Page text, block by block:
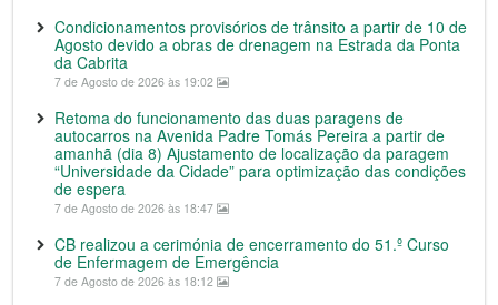
Condicionamentos provisórios de trânsito a partir de 10 de
Agosto devido a obras de drenagem na Estrada da Ponta
da Cabrita
7 de Agosto de 2026 às 19:02
Retoma do funcionamento das duas paragens de
autocarros na Avenida Padre Tomás Pereira a partir de
amanhã (dia 8) Ajustamento de localização da paragem
“Universidade da Cidade” para optimização das condições
de espera
7 de Agosto de 2026 às 18:47
CB realizou a cerimónia de encerramento do 51.º Curso
de Enfermagem de Emergência
7 de Agosto de 2026 às 18:12